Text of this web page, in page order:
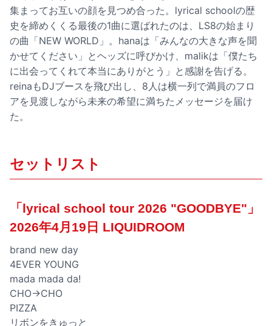
集まってお互いの顔を見つめ合った。lyrical schoolの歴
史を締めくくる最後の1曲に選ばれたのは、LS8の始まり
の曲「NEW WORLD」。hanaは「みんなの大きな声を聞
かせてください」とヘッズに呼びかけ、malikは「僕たち
に出会ってくれて本当にありがとう」と感謝を告げる。
reinaもDJブースを飛び出し、8人は横一列で満員のフロ
アを見渡しながら未来の希望に満ちたメッセージを届け
た。
セットリスト
「lyrical school tour 2026 "GOODBYE"」
2026年4月19日 LIQUIDROOM
brand new day
4EVER YOUNG
mada mada da!
CHO→CHO
PIZZA
リボンをきゅっと